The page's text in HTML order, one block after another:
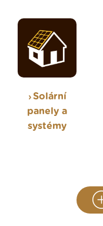
Solární
panely a
systémy